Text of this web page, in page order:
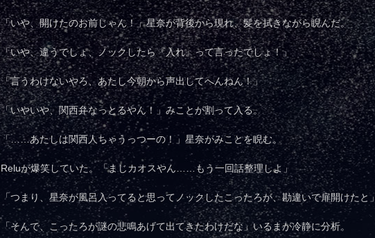
「いや、開けたのお前じゃん！」星奈が背後から現れ、髪を拭きながら睨んだ。
「いや、違うでしょ、ノックしたら『入れ』って言ったでしょ！」
「言うわけないやろ、あたし今朝から声出してへんねん！」
「いやいや、関西弁なっとるやん！」みことが割って入る。
「……あたしは関西人ちゃうっつーの！」星奈がみことを睨む。
Reluが爆笑していた。「まじカオスやん……もう一回話整理しよ」
「つまり、星奈が風呂入ってると思ってノックしたこったろが、勘違いで扉開けたと」
「そんで、こったろが謎の悲鳴あげて出てきたわけだな」いるまが冷静に分析。